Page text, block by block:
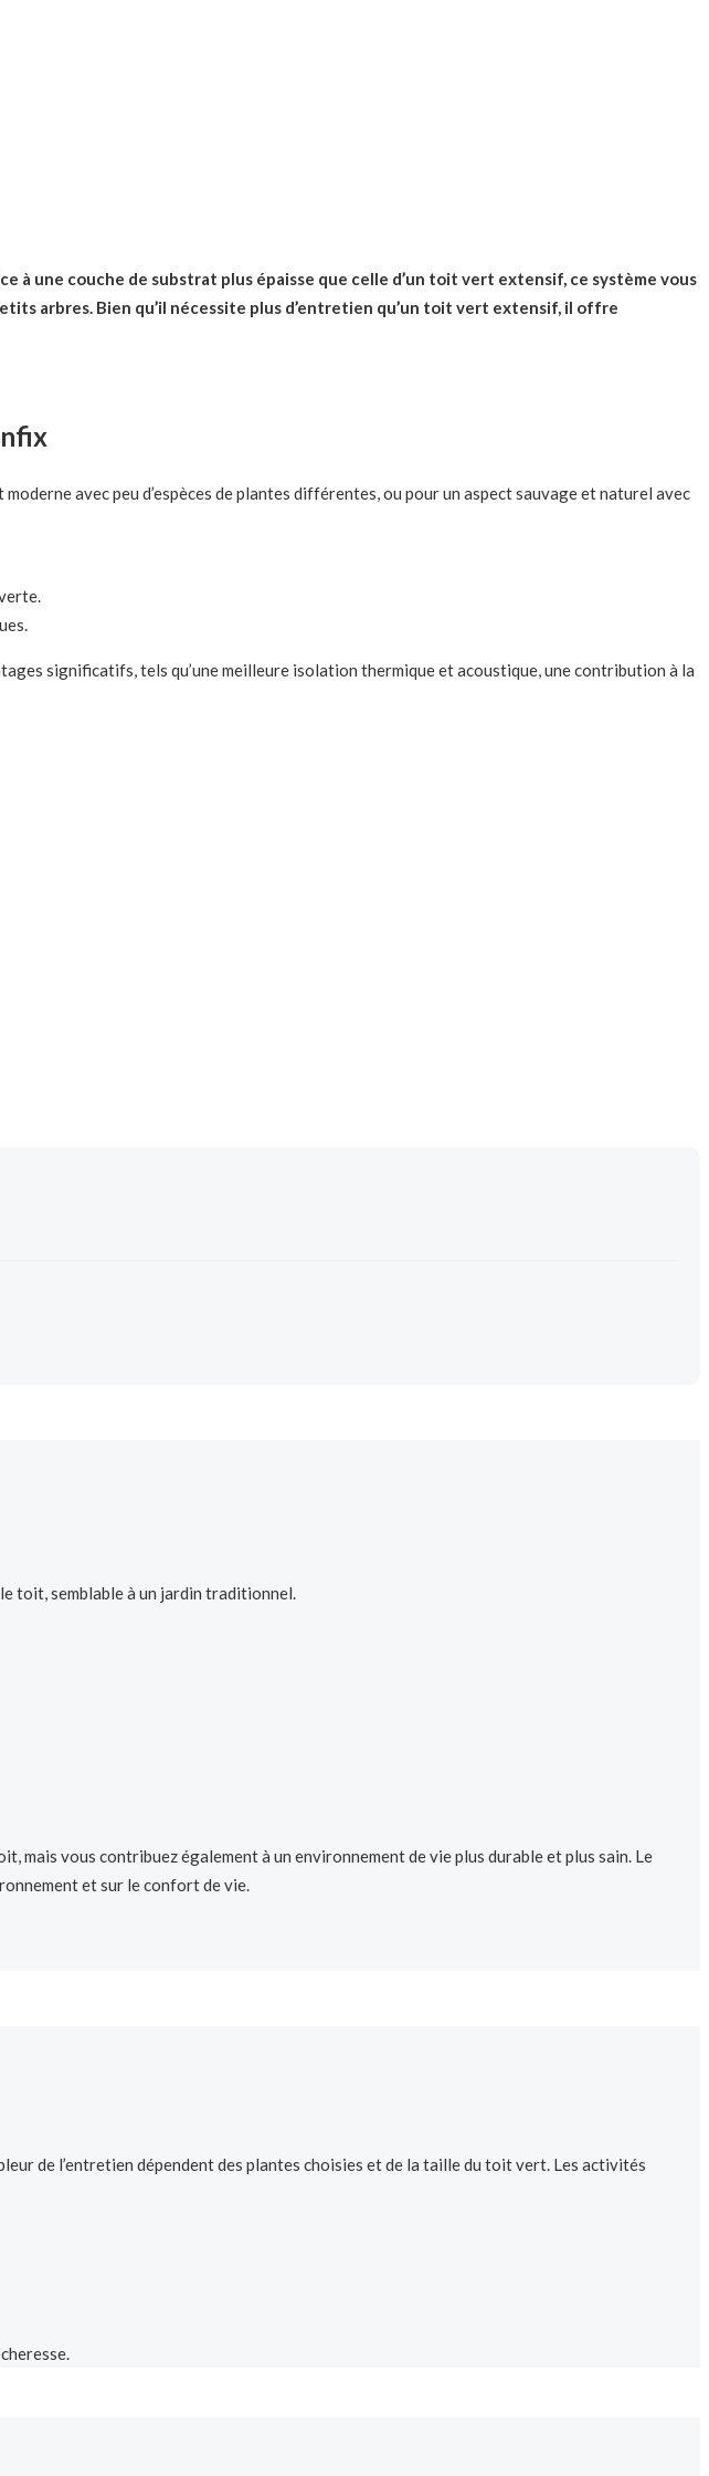
une couche de substrat plus épaisse que celle d’un toit vert extensif, ce système vous
arbres. Bien qu’il nécessite plus d’entretien qu’un toit vert extensif, il offre
avec peu d’espèces de plantes différentes, ou pour un aspect sauvage et naturel avec
significatifs, tels qu’une meilleure isolation thermique et acoustique, une contribution à la
toit, semblable à un jardin traditionnel.
vous contribuez également à un environnement de vie plus durable et plus sain. Le
et sur le confort de vie.
de l’entretien dépendent des plantes choisies et de la taille du toit vert. Les activités